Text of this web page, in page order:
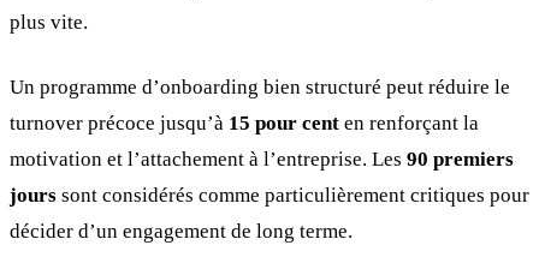
plus vite.
Un programme d’onboarding bien structuré peut réduire le
turnover précoce jusqu’à 15 pour cent en renforçant la
motivation et l’attachement à l’entreprise. Les 90 premiers
jours sont considérés comme particulièrement critiques pour
décider d’un engagement de long terme.